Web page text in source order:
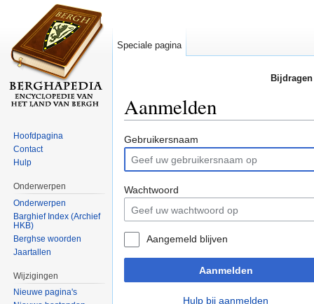
Aanmelden
Gebruikersnaam
Wachtwoord
Aangemeld blijven
Aanmelden
Hulp bij aanmelden
Speciale pagina
Hoofdpagina
Contact
Hulp
Onderwerpen
Onderwerpen
Barghief Index (Archief
HKB)
Berghse woorden
Jaartallen
Wijzigingen
Nieuwe pagina's